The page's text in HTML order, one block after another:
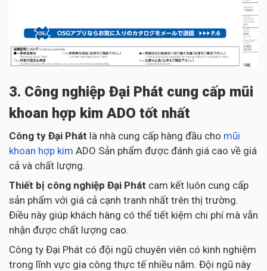
3. Công nghiệp Đại Phát cung cấp mũi
khoan hợp kim ADO tốt nhất
Công ty Đại Phát là nhà cung cấp hàng đầu cho mũi
khoan hợp kim ADO Sản phẩm được đánh giá cao về giá
cả và chất lượng.
Thiết bị công nghiệp Đại Phát cam kết luôn cung cấp
sản phẩm với giá cả cạnh tranh nhất trên thị trường.
Điều này giúp khách hàng có thể tiết kiệm chi phí mà vẫn
nhận được chất lượng cao.
Công ty Đại Phát có đội ngũ chuyên viên có kinh nghiệm
trong lĩnh vực gia công thực tế nhiều năm. Đội ngũ này